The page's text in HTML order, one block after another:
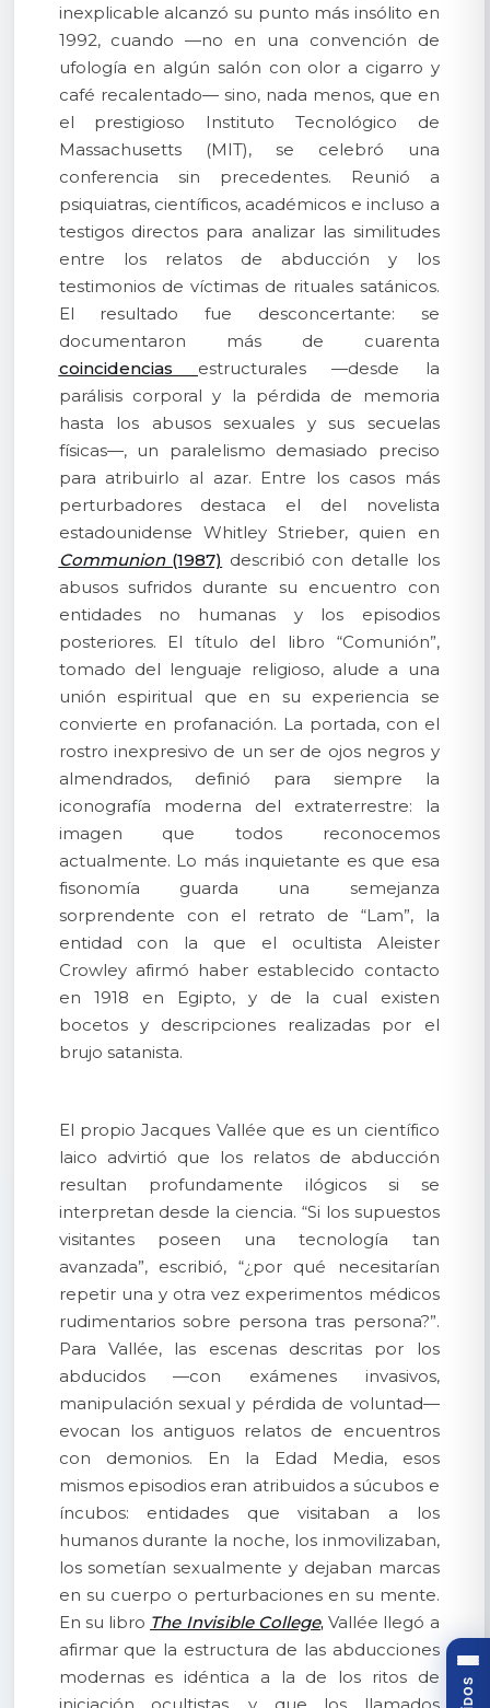
inexplicable alcanzó su punto más insólito en
1992, cuando —no en una convención de
ufología en algún salón con olor a cigarro y
café recalentado— sino, nada menos, que en
el prestigioso Instituto Tecnológico de
Massachusetts (MIT), se celebró una
conferencia sin precedentes. Reunió a
psiquiatras, científicos, académicos e incluso a
testigos directos para analizar las similitudes
entre los relatos de abducción y los
testimonios de víctimas de rituales satánicos.
El resultado fue desconcertante: se
documentaron más de cuarenta
coincidencias estructurales —desde la
parálisis corporal y la pérdida de memoria
hasta los abusos sexuales y sus secuelas
físicas—, un paralelismo demasiado preciso
para atribuirlo al azar. Entre los casos más
perturbadores destaca el del novelista
estadounidense Whitley Strieber, quien en
Communion(1987) describió con detalle los
abusos sufridos durante su encuentro con
entidades no humanas y los episodios
posteriores. El título del libro “Comunión”,
tomado del lenguaje religioso, alude a una
unión espiritual que en su experiencia se
convierte en profanación. La portada, con el
rostro inexpresivo de un ser de ojos negros y
almendrados, definió para siempre la
iconografía moderna del extraterrestre: la
imagen que todos reconocemos
actualmente. Lo más inquietante es que esa
fisonomía guarda una semejanza
sorprendente con el retrato de “Lam”, la
entidad con la que el ocultista Aleister
Crowley afirmó haber establecido contacto
en 1918 en Egipto, y de la cual existen
bocetos y descripciones realizadas por el
brujo satanista.
El propio Jacques Vallée que es un científico
laico advirtió que los relatos de abducción
resultan profundamente ilógicos si se
interpretan desde la ciencia. “Si los supuestos
visitantes poseen una tecnología tan
avanzada”, escribió, “¿por qué necesitarían
repetir una y otra vez experimentos médicos
rudimentarios sobre persona tras persona?”.
Para Vallée, las escenas descritas por los
abducidos —con exámenes invasivos,
manipulación sexual y pérdida de voluntad—
evocan los antiguos relatos de encuentros
con demonios. En la Edad Media, esos
mismos episodios eran atribuidos a súcubos e
íncubos: entidades que visitaban a los
humanos durante la noche, los inmovilizaban,
los sometían sexualmente y dejaban marcas
en su cuerpo o perturbaciones en su mente.
En su libro The Invisible College, Vallée llegó a
afirmar que la estructura de las abducciones
modernas es idéntica a la de los ritos de